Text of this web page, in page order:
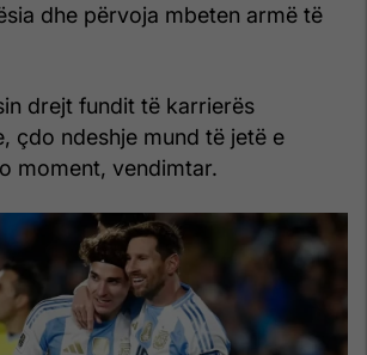
dhe përvoja mbeten armë të
drejt fundit të karrierës
çdo ndeshje mund të jetë e
moment, vendimtar.